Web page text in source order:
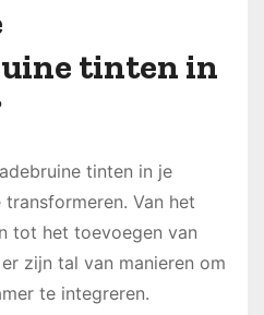
tinten in
tinten in je
Van het
tot het toevoegen van
zijn tal van manieren om
te integreren.